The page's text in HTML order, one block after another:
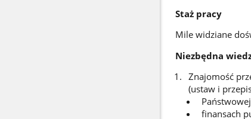
Staż pracy
Mile widziane
Niezbędna
Znajomość
(ustaw i
finansach